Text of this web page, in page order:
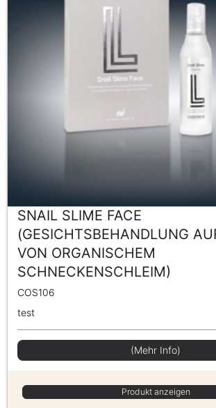
SNAIL SLIME FACE
(GESICHTSBEHANDLUNG
VON ORGANISCHEM
SCHNECKENSCHLEIM)
COS106
test
(Mehr Info)
Produkt anzeigen